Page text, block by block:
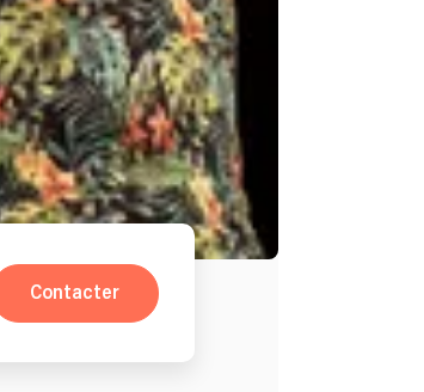
Contacter